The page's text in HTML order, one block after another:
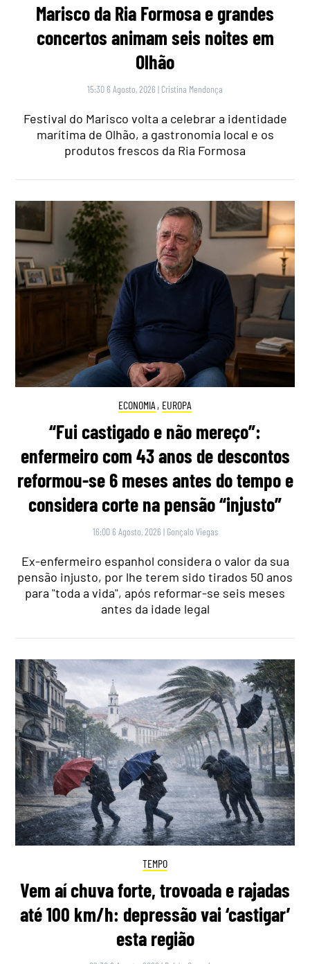
Marisco da Ria Formosa e grandes
concertos animam seis noites em
Olhão
15:30 6 Agosto, 2026 | Cristina Mendonça
Festival do Marisco volta a celebrar a identidade
marítima de Olhão, a gastronomia local e os
produtos frescos da Ria Formosa
ECONOMIA , EUROPA
“Fui castigado e não mereço”:
enfermeiro com 43 anos de descontos
reformou-se 6 meses antes do tempo e
considera corte na pensão “injusto”
16:00 6 Agosto, 2026 | Gonçalo Viegas
Ex-enfermeiro espanhol considera o valor da sua
pensão injusto, por lhe terem sido tirados 50 anos
para "toda a vida", após reformar-se seis meses
antes da idade legal
TEMPO
Vem aí chuva forte, trovoada e rajadas
até 100 km/h: depressão vai ‘castigar’
esta região